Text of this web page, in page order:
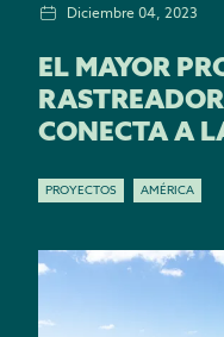
Diciembre 04, 2023
EL MAYOR
CONECTA A
PROYECTOS AMÉRICA